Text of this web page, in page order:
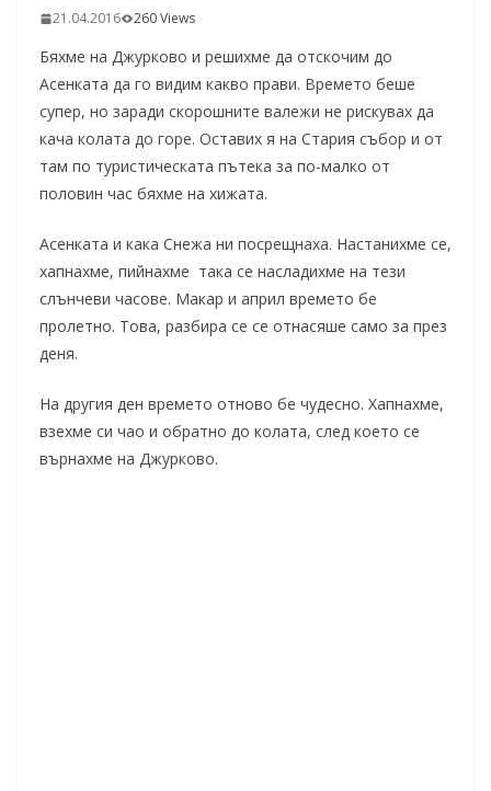
21.04.2016 260 Views
Бяхме на Джурково и решихме да отскочим до
Асенката да го видим какво прави. Времето беше
супер, но заради скорошните валежи не рискувах да
кача колата до горе. Оставих я на Стария събор и от
там по туристическата пътека за по-малко от
половин час бяхме на хижата.
Асенката и кака Снежа ни посрещнаха. Настанихме се,
хапнахме, пийнахме така се насладихме на тези
слънчеви часове. Макар и април времето бе
пролетно. Това, разбира се се отнасяше само за през
деня.
На другия ден времето отново бе чудесно. Хапнахме,
взехме си чао и обратно до колата, след което се
върнахме на Джурково.